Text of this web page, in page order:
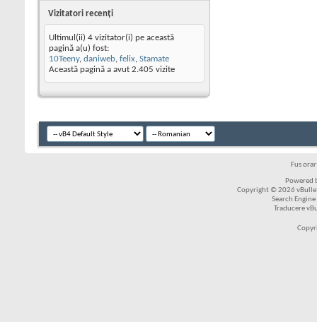
Vizitatori recenţi
Ultimul(ii) 4 vizitator(i) pe această
pagină a(u) fost:
10Teeny, daniweb, felix, Stamate
Această pagină a avut 2.405 vizite
Fus
Powered
Copyright © 2026
Search
Traducere